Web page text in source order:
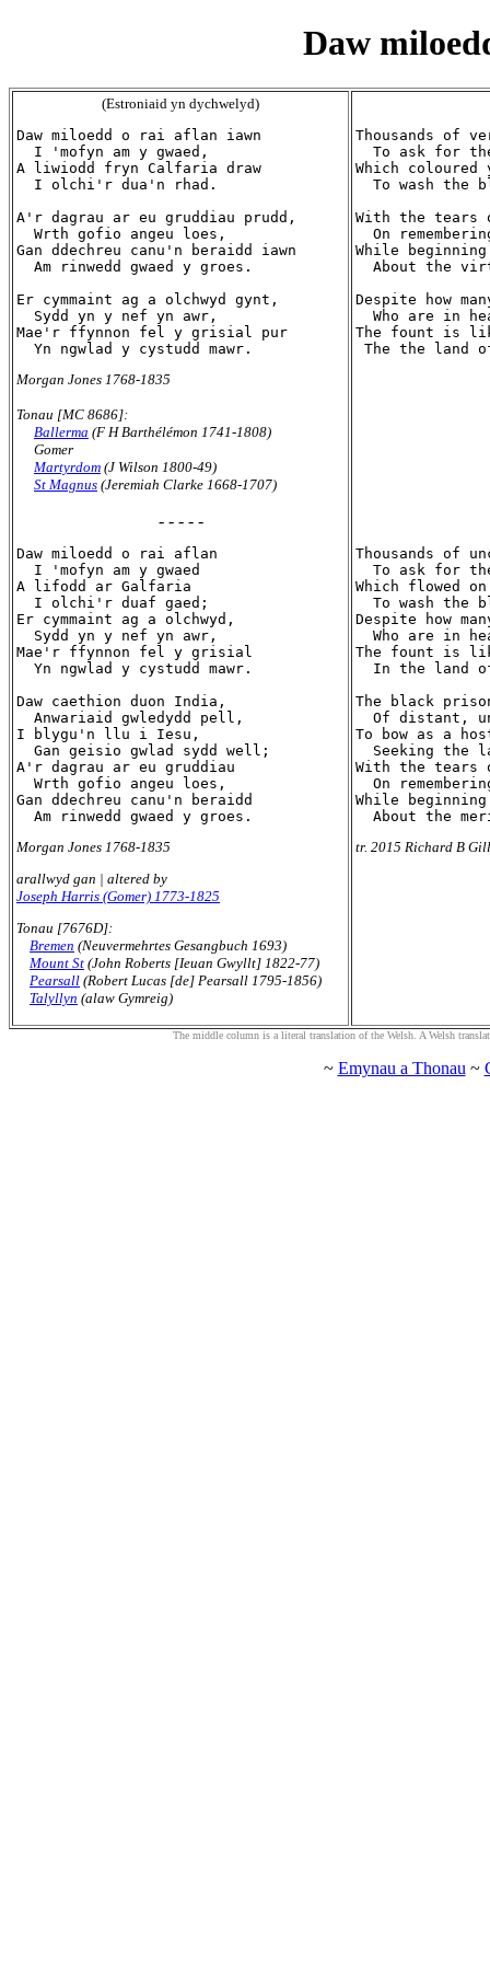
Daw
(Estroniaid yn dychwelyd)
Daw miloedd o rai aflan iawn
  I 'mofyn am y gwaed,
A liwiodd fryn Calfaria draw
  I olchi'r dua'n rhad.
A'r dagrau ar eu gruddiau prudd,
  Wrth gofio angeu loes,
Gan ddechreu canu'n beraidd iawn
  Am rinwedd gwaed y groes.
Er cymmaint ag a olchwyd gynt,
  Sydd yn y nef yn awr,
Mae'r ffynnon fel y grisial pur
Morgan Jones 1768-1835
Tonau [MC 8686]:
Ballerma (F H Barthélémon 1741-1808)
Gomer
Martyrdom (J Wilson 1800-49)
St Magnus (Jeremiah Clarke 1668-1707)
- - - - -
Daw miloedd o rai aflan
  I 'mofyn am y gwaed
A lifodd ar Galfaria
  I olchi'r duaf gaed;
Er cymmaint ag a olchwyd,
  Sydd yn y nef yn awr,
Mae'r ffynnon fel y grisial
  Yn ngwlad y cystudd mawr.
Daw caethion duon India,
  Anwariaid gwledydd pell,
I blygu'n llu i Iesu,
  Gan geisio gwlad sydd well;
A'r dagrau ar eu gruddiau
  Wrth gofio angeu loes,
Gan ddechreu canu'n beraidd
Morgan Jones 1768-1835
arallwyd gan | altered by
Joseph Harris (Gomer) 1773-1825
Tonau [7676D]:
Bremen (Neuvermehrtes Gesangbuch 1693)
Mount St (John Roberts [Ieuan Gwyllt] 1822-77)
Pearsall (Robert Lucas [de] Pearsall 1795-1856)
Talyllyn (alaw Gymreig)
Thousands of
To ask for
Which coloured
To wash the
With the tears
On
While
About the
Despite how
Who are in
The fount is
Thousands of
To ask for
Which flowed
To wash the
Despite how
Who are in
The fount is
In the land
The black
Of distant,
To bow as a
Seeking the
With the tears
On
While
tr. 2015 Richard B
The middle column is a literal translation of the Welsh. A Welsh
~ Emynau a Thonau ~